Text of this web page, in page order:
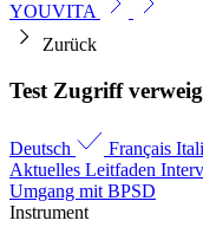
YOUVITA
Zurück
Test Zugriff
Deutsch Français
Aktuelles Leitfaden
Umgang mit BPSD
Instrument